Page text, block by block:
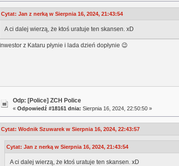
Cytat: Jan z nerką w Sierpnia 16, 2024, 21:43:54
A ci dalej wierzą, że ktoś uratuje ten skansen. xD
Inwestor z Kataru płynie i lada dzień dopłynie 😉
Odp: [Police] ZCH Police
«Odpowiedź #18161 dnia: Sierpnia 16, 2024, 22:50:50 »
Cytat: Wodnik Szuwarek w Sierpnia 16, 2024, 22:43:57
Cytat: Jan z nerką w Sierpnia 16, 2024, 21:43:54
A ci dalej wierzą, że ktoś uratuje ten skansen. xD